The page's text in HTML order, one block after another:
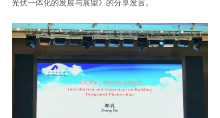
光伏一体化的发展与展望》的分享发言。